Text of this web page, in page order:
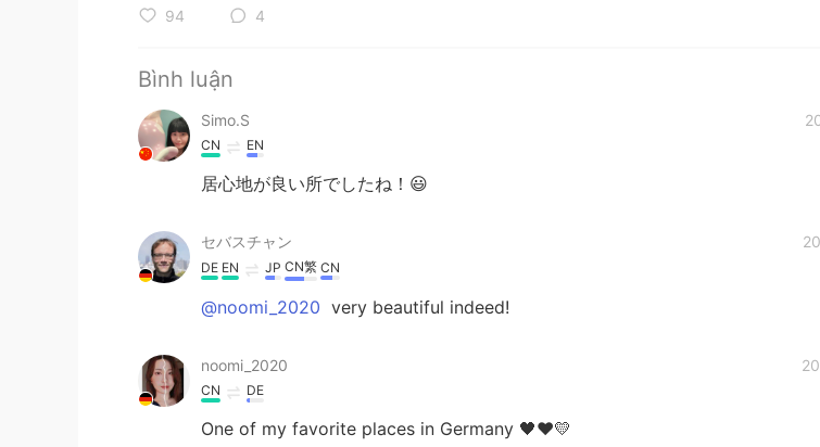
94 4
Bình luận
Simo.S
CN EN
居心地が良い所でしたね！😃
セバスチャン
DE EN JP CN繁 CN
@noomi_2020 very beautiful indeed!
noomi_2020
CN DE
One of my favorite places in Germany 🖤♥️💛